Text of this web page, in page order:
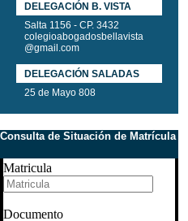
DELEGACIÓN B. VISTA
Salta 1156 - CP. 3432
colegioabogadosbellavista
@gmail.com
DELEGACIÓN SALADAS
25 de Mayo 808
Consulta de Situación de Matrícula
Matricula
Documento